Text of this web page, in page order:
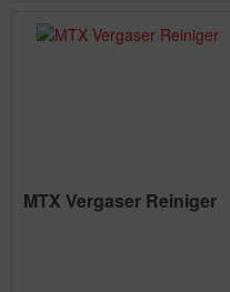
MTX Vergaser Reiniger